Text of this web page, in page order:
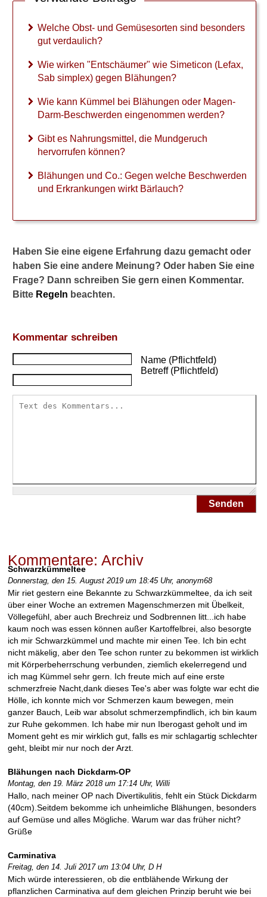
Welche Obst- und Gemüsesorten sind besonders
gut verdaulich?
Wie wirken "Entschäumer" wie Simeticon (Lefax,
Sab simplex) gegen Blähungen?
Wie kann Kümmel bei Blähungen oder Magen-
Darm-Beschwerden eingenommen werden?
Gibt es Nahrungsmittel, die Mundgeruch
hervorrufen können?
Blähungen und Co.: Gegen welche Beschwerden
und Erkrankungen wirkt Bärlauch?
Haben Sie eine eigene Erfahrung dazu gemacht oder
haben Sie eine andere Meinung? Oder haben Sie eine
Frage? Dann schreiben Sie gern einen Kommentar.
Bitte Regeln beachten.
Kommentar schreiben
Name (Pflichtfeld)
Betreff (Pflichtfeld)
Senden
Kommentare: Archiv
Schwarzkümmeltee
Donnerstag, den 15. August 2019 um 18:45 Uhr, anonym68
Mir riet gestern eine Bekannte zu Schwarzkümmeltee, da ich seit
über einer Woche an extremen Magenschmerzen mit Übelkeit,
Völlegefühl, aber auch Brechreiz und Sodbrennen litt...ich habe
kaum noch was essen können außer Kartoffelbrei, also besorgte
ich mir Schwarzkümmel und machte mir einen Tee. Ich bin echt
nicht mäkelig, aber den Tee schon runter zu bekommen ist wirklich
mit Körperbeherrschung verbunden, ziemlich ekelerregend und
ich mag Kümmel sehr gern. Ich freute mich auf eine erste
schmerzfreie Nacht,dank dieses Tee's aber was folgte war echt die
Hölle, ich konnte mich vor Schmerzen kaum bewegen, mein
ganzer Bauch, Leib war absolut schmerzempfindlich, ich bin kaum
zur Ruhe gekommen. Ich habe mir nun Iberogast geholt und im
Moment geht es mir wirklich gut, falls es mir schlagartig schlechter
geht, bleibt mir nur noch der Arzt.
Blähungen nach Dickdarm-OP
Montag, den 19. März 2018 um 17:14 Uhr, Willi
Hallo, nach meiner OP nach Divertikulitis, fehlt ein Stück Dickdarm
(40cm).Seitdem bekomme ich unheimliche Blähungen, besonders
auf Gemüse und alles Mögliche. Warum war das früher nicht?
Grüße
Carminativa
Freitag, den 14. Juli 2017 um 13:04 Uhr, D H
Mich würde interessieren, ob die entblähende Wirkung der
pflanzlichen Carminativa auf dem gleichen Prinzip beruht wie bei
ä
h
n
g
n
u
d
C
.
:
g
w
e
l
c
e
s
c
h
w
d
E
n
k
u
n
g
e
n
w
i
r
k
t
B
ä
r
l
a
c
h
?
►
Krankheiten